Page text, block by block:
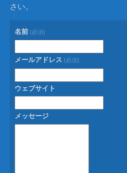
さい。
名前 (必須)
メールアドレス (必須)
ウェブサイト
メッセージ